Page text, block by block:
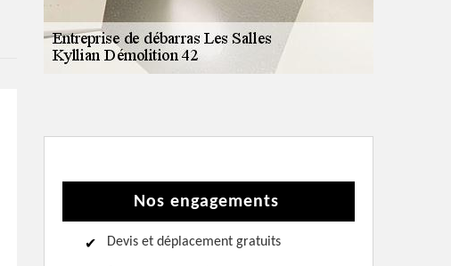
Nos engagements
Devis et déplacement gratuits